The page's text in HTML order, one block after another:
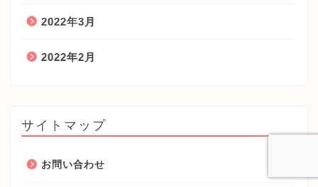
2022年3月
2022年2月
サイトマップ
お問い合わせ